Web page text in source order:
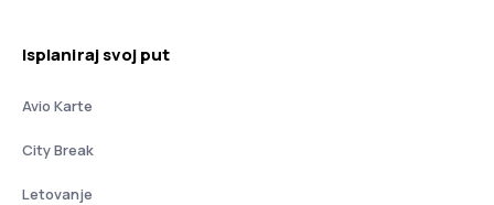
Isplaniraj svoj put
Avio Karte
City Break
Letovanje